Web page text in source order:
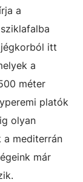
a
itt
a
méter
platók
olyan
a mediterrán
már